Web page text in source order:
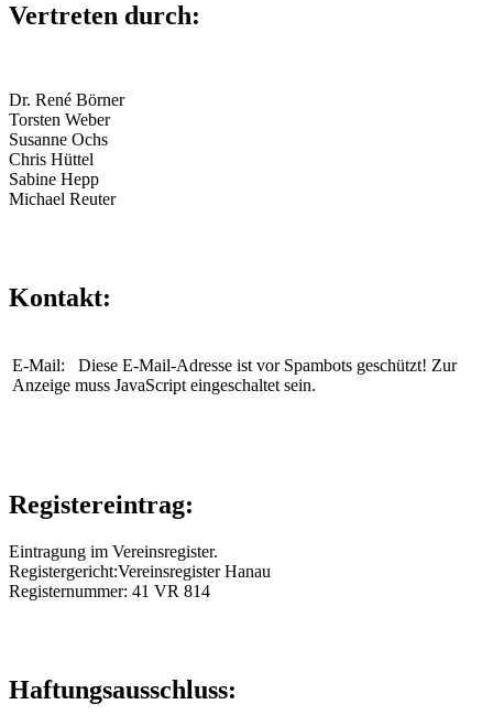
Vertreten durch:
Dr. René Börner
Torsten Weber
Susanne Ochs
Chris Hüttel
Sabine Hepp
Michael Reuter
Kontakt:
E-Mail: Diese E-Mail-Adresse ist vor Spambots geschützt! Zur
Anzeige muss JavaScript eingeschaltet sein.
Registereintrag:
Eintragung im Vereinsregister.
Registergericht:Vereinsregister Hanau
Registernummer: 41 VR 814
Haftungsausschluss: